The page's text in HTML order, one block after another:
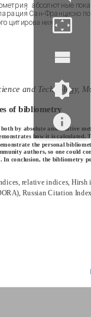
, абсолютные
Сан-Франциско по
цитирования.
and Technology,
of bibliometry
by absolute and relative
how it is calculated.
the personal
authors, so one could
In conclusion, the bibliometry
relative indices, Hirsh
Russian Citation